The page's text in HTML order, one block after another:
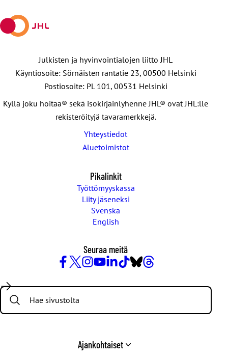
Julkisten ja hyvinvointialojen liitto JHL
Käyntiosoite: Sörnäisten rantatie 23, 00500 Helsinki
Postiosoite: PL 101, 00531 Helsinki
Kyllä joku hoitaa® sekä isokirjainlyhenne JHL® ovat JHL:lle
rekisteröityjä tavaramerkkejä.
Yhteystiedot
Aluetoimistot
Pikalinkit
Työttömyyskassa
Liity jäseneksi
Svenska
English
Seuraa meitä
/
Twitter
Search:
Ajankohtaiset